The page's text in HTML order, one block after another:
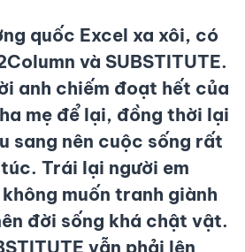
quốc Excel xa xôi, có
và SUBSTITUTE.
anh chiếm đoạt hết của
mẹ để lại, đồng thời lại
sang nên cuộc sống rất
Trái lại người em
muốn tranh giành
đời sống khá chật vật.
vẫn phải lên